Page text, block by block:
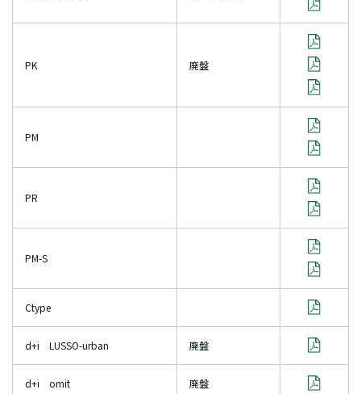
PK 廃盤
PM
PR
PM-S
Ctype
d+i LUSSO-urban 廃盤
d+i omit 廃盤